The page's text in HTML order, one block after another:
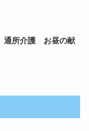
所介護 お昼の献